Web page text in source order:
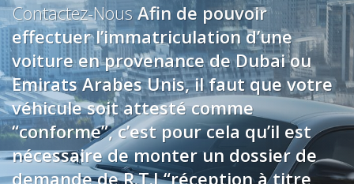
Contactez-NousAfin de pouvoir
effectuer l’immatriculation d’une
voiture en provenance de Dubai ou
Emirats Arabes Unis, il faut que votre
véhicule soit attesté comme
“conforme”, c’est pour cela qu’il est
nécessaire de monter un dossier de
demande de R.T.I “réception à titre